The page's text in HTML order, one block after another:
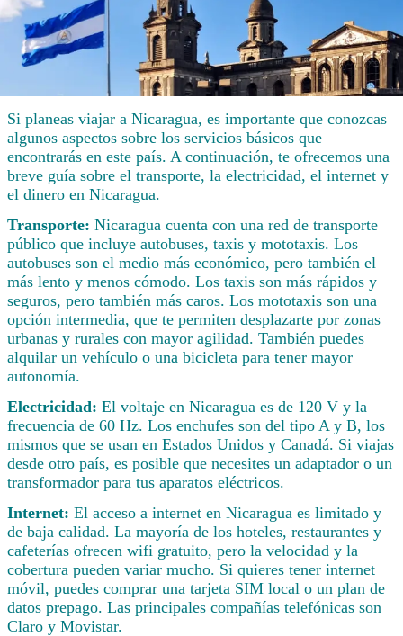
Si planeas viajar a Nicaragua, es importante que conozcas
algunos aspectos sobre los servicios básicos que
encontrarás en este país. A continuación, te ofrecemos una
breve guía sobre el transporte, la electricidad, el internet y
el dinero en Nicaragua.
Transporte: Nicaragua cuenta con una red de transporte
público que incluye autobuses, taxis y mototaxis. Los
autobuses son el medio más económico, pero también el
más lento y menos cómodo. Los taxis son más rápidos y
seguros, pero también más caros. Los mototaxis son una
opción intermedia, que te permiten desplazarte por zonas
urbanas y rurales con mayor agilidad. También puedes
alquilar un vehículo o una bicicleta para tener mayor
autonomía.
Electricidad: El voltaje en Nicaragua es de 120 V y la
frecuencia de 60 Hz. Los enchufes son del tipo A y B, los
mismos que se usan en Estados Unidos y Canadá. Si viajas
desde otro país, es posible que necesites un adaptador o un
transformador para tus aparatos eléctricos.
Internet: El acceso a internet en Nicaragua es limitado y
de baja calidad. La mayoría de los hoteles, restaurantes y
cafeterías ofrecen wifi gratuito, pero la velocidad y la
cobertura pueden variar mucho. Si quieres tener internet
móvil, puedes comprar una tarjeta SIM local o un plan de
datos prepago. Las principales compañías telefónicas son
Claro y Movistar.